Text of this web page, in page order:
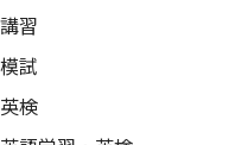
講習
模試
英検